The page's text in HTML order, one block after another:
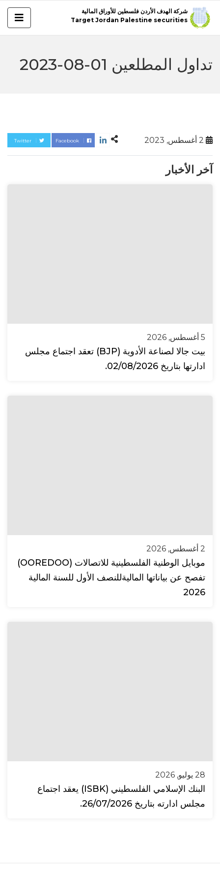
شركة الهدف الأردن فلسطين للأوراق المالية
Target Jordan Palestine securities
تداول المطلعين 01-08-2023
Twitter Facebook
آخر الأخبار
5 أغسطس, 2026
بيت جالا لصناعة الأدوية (BJP) تعقد اجتماع مجلس
ادارتها بتاريخ 02/08/2026.
2 أغسطس, 2026
موبايل الوطنية الفلسطينية للاتصالات (OOREDOO)
تفصح عن بياناتها الماليةللنصف الأول للسنة المالية
2026
28 يوليو, 2026
البنك الإسلامي الفلسطيني (ISBK) يعقد اجتماع
مجلس ادارته بتاريخ 26/07/2026.